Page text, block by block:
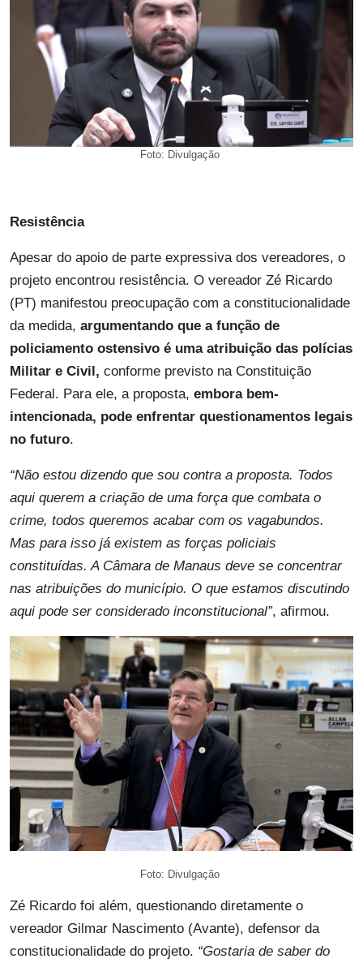
Foto: Divulgação
Resistência
Apesar do apoio de parte expressiva dos vereadores, o
projeto encontrou resistência. O vereador Zé Ricardo
(PT) manifestou preocupação com a constitucionalidade
da medida, argumentando que a função de
policiamento ostensivo é uma atribuição das polícias
Militar e Civil, conforme previsto na Constituição
Federal. Para ele, a proposta, embora bem-
intencionada, pode enfrentar questionamentos legais
no futuro.
“Não estou dizendo que sou contra a proposta. Todos
aqui querem a criação de uma força que combata o
crime, todos queremos acabar com os vagabundos.
Mas para isso já existem as forças policiais
constituídas. A Câmara de Manaus deve se concentrar
nas atribuições do município. O que estamos discutindo
aqui pode ser considerado inconstitucional”, afirmou.
Foto: Divulgação
Zé Ricardo foi além, questionando diretamente o
vereador Gilmar Nascimento (Avante), defensor da
constitucionalidade do projeto. “Gostaria de saber do